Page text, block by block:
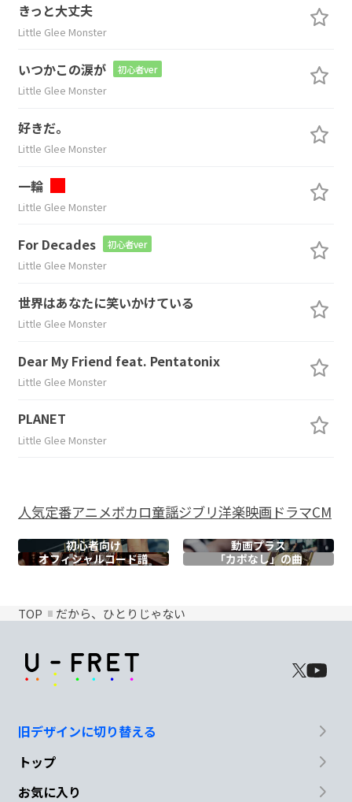
きっと大丈夫
Little Glee Monster
いつかこの涙が 初心者ver
Little Glee Monster
好きだ。
Little Glee Monster
一輪
Little Glee Monster
For Decades 初心者ver
Little Glee Monster
世界はあなたに笑いかけている
Little Glee Monster
Dear My Friend feat. Pentatonix
Little Glee Monster
PLANET
Little Glee Monster
人気定番アニメボカロ童謡ジブリ洋楽映画ドラマCM
初心者向け
動画プラス
オフィシャルコード譜 「カポなし」の曲
TOP だから、ひとりじゃない
旧デザインに切り替える
トップ
お気に入り